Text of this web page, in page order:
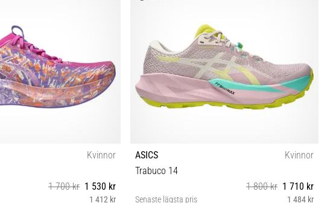
Kvinnor
1 700 kr 1 530 kr
1 412 kr
ASICS
Kvinnor
Trabuco 14
1 800 kr 1 710 kr
Senaste lägsta pris 1 484 kr